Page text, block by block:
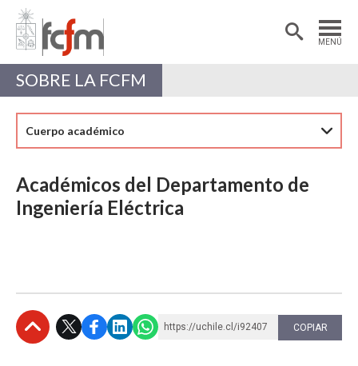
MENÚ
Estudiantes
Académicas/os
SOBRE LA FCFM
Cuerpo académico
Académicos del Departamento de
Ingeniería Eléctrica
https://uchile.cl/i92407 COPIAR